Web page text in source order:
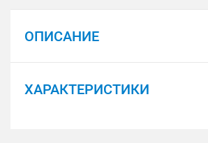
ОПИСАНИЕ
ХАРАКТЕРИСТИКИ